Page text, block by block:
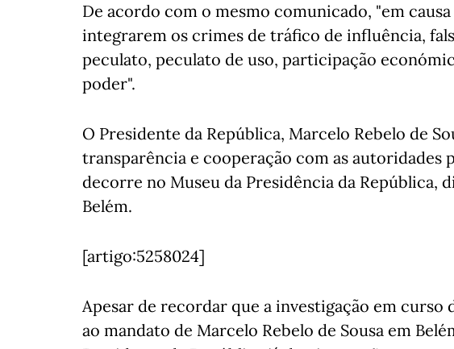
De acordo com o mesmo comunicado, "em
integrarem os crimes de tráfico de influência,
peculato, peculato de uso, participação
poder".
O Presidente da República, Marcelo Rebelo de
transparência e cooperação com as autoridades
decorre no Museu da Presidência da República,
Belém.
[artigo:5258024]
Apesar de recordar que a investigação em
ao mandato de Marcelo Rebelo de Sousa em